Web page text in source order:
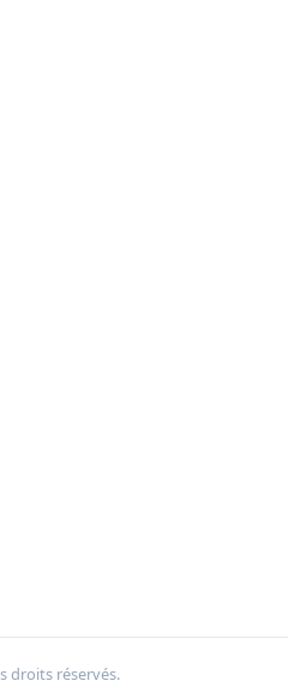
droits réservés.